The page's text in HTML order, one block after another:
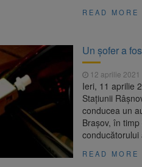
READ MORE
Un șofer a
12 aprilie 2021
Ieri, 11 aprilie
Stațiunii
conducea un
Brașov, în
READ MORE